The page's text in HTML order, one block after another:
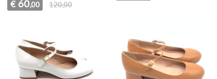
€ 60,00 120,00